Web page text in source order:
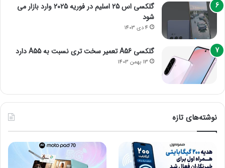
گلکسی اس 25 اسلیم در فوریه 2025 وارد بازار می
شود
4 دی 1403
گلکسی A56 تعمیر سخت تری نسبت به A55 دارد
13 بهمن 1403
نوشته‌های تازه